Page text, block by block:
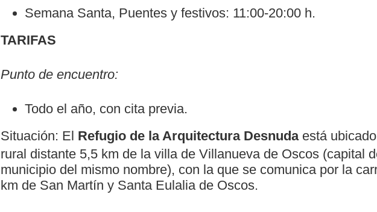
Semana Santa, Puentes y festivos: 11:00-20:00 h.
TARIFAS
Punto de encuentro:
Todo el año, con cita previa.
Situación: El Refugio de la Arquitectura Desnudaestá
rural distante 5,5 km de la villa de Villanueva de Oscos (capital
municipio del mismo nombre), con la que se comunica por la
km de San Martín y Santa Eulalia de Oscos.